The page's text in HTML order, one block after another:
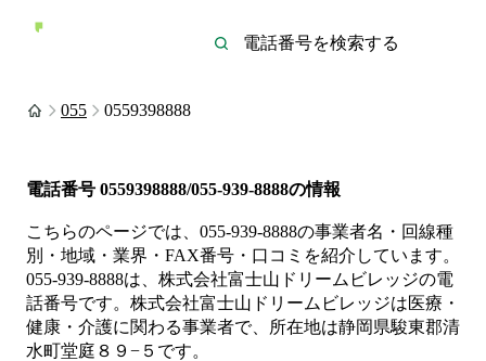
055 0559398888
電話番号 0559398888/055-939-8888の情報
こちらのページでは、 055-939-8888の事業者名・回線種
別・地域・業界・FAX番号・口コミを紹介しています。
055-939-8888は、 株式会社富士山ドリームビレッジの電
話番号です。 株式会社富士山ドリームビレッジは医療・
健康・介護に関わる事業者で、所在地は静岡県駿東郡清
水町堂庭８９−５ です。